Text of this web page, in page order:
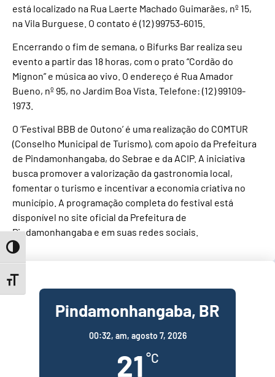
Toggle High Contrast
Toggle Font size
está localizado na Rua Laerte Machado Guimarães, nº 15,
na Vila Burguese. O contato é (12) 99753-6015.
Encerrando o fim de semana, o Bifurks Bar realiza seu
evento a partir das 18 horas, com o prato “Cordão do
Mignon” e música ao vivo. O endereço é Rua Amador
Bueno, nº 95, no Jardim Boa Vista. Telefone: (12) 99109-
1973.
O ‘Festival BBB de Outono’ é uma realização do COMTUR
(Conselho Municipal de Turismo), com apoio da Prefeitura
de Pindamonhangaba, do Sebrae e da ACIP. A iniciativa
busca promover a valorização da gastronomia local,
fomentar o turismo e incentivar a economia criativa no
município. A programação completa do festival está
disponível no site oficial da Prefeitura de
Pindamonhangaba e em suas redes sociais.
Pindamonhangaba, BR
00:32, am, agosto 7, 2026
21 °C